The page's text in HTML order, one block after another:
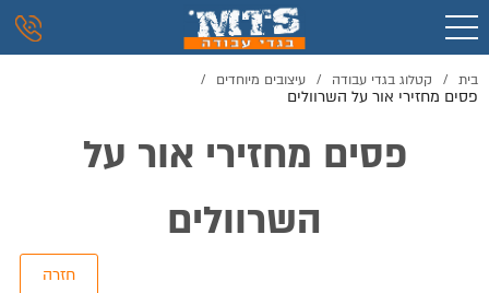
בית / קטלוג בגדי עבודה / עיצובים מיוחדים /
פסים מחזירי אור על השרוולים
פסים מחזירי אור על
השרוולים